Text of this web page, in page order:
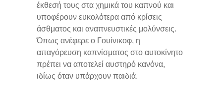
έκθεσή τους στα χημικά του καπνού και
υποφέρουν ευκολότερα από κρίσεις
άσθματος και αναπνευστικές μολύνσεις.
Όπως ανέφερε ο Γουίνικοφ, η
απαγόρευση καπνίσματος στο αυτοκίνητο
πρέπει να αποτελεί αυστηρό κανόνα,
ιδίως όταν υπάρχουν παιδιά.